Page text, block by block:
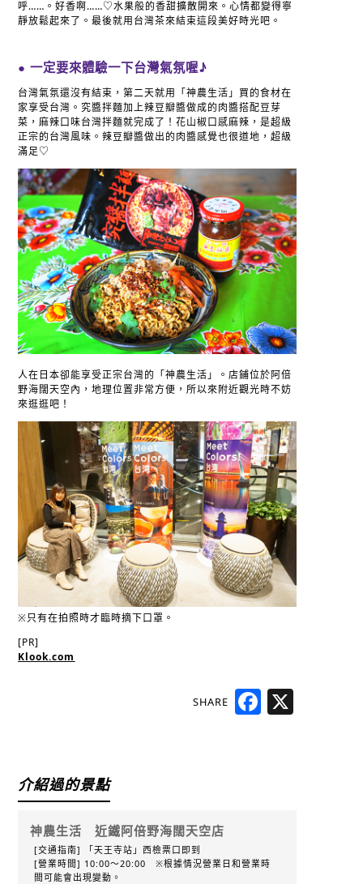
呼……。好香啊……♡水果般的香甜擴散開來。心情都變得寧
靜放鬆起來了。最後就用台灣茶來結束這段美好時光吧。
● 一定要來體驗一下台灣氣氛喔♪
台灣氣氛還沒有結束，第二天就用「神農生活」買的食材在
家享受台灣。究醬拌麵加上辣豆瓣醬做成的肉醬搭配豆芽
菜，麻辣口味台灣拌麵就完成了！花山椒口感麻辣，是超級
正宗的台灣風味。辣豆瓣醬做出的肉醬感覺也很道地，超級
滿足♡
人在日本卻能享受正宗台灣的「神農生活」。店鋪位於阿倍
野海闊天空內，地理位置非常方便，所以來附近觀光時不妨
來逛逛吧！
※只有在拍照時才臨時摘下口罩。
[PR]
Klook.com
SHARE
介紹過的景點
神農生活 近鐵阿倍野海闊天空店
[交通指南] 「天王寺站」西檢票口即到
[營業時間] 10:00～20:00 ※根據情況營業日和營業時
間可能會出現變動。